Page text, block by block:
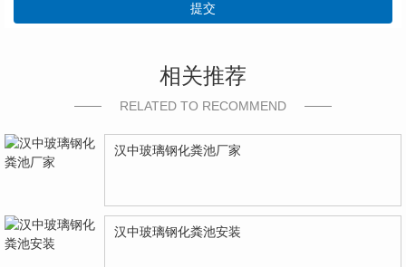
提交
相关推荐
RELATED TO RECOMMEND
汉中玻璃钢化粪池厂家
汉中玻璃钢化粪池安装